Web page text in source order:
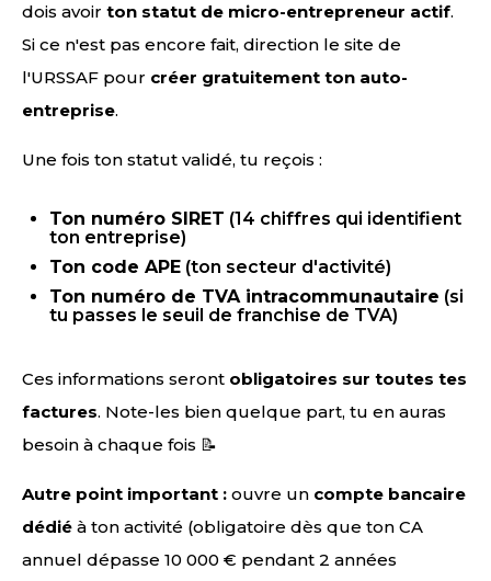
dois avoir ton statut de micro-entrepreneur actif.
Si ce n'est pas encore fait, direction le site de
l'URSSAF pour créer gratuitement ton auto-
entreprise.
Une fois ton statut validé, tu reçois :
Ton numéro SIRET (14 chiffres qui identifient
ton entreprise)
Ton code APE (ton secteur d'activité)
Ton numéro de TVA intracommunautaire (si
tu passes le seuil de franchise de TVA)
Ces informations seront obligatoires sur toutes tes
factures. Note-les bien quelque part, tu en auras
besoin à chaque fois 📝
Autre point important : ouvre un compte bancaire
dédié à ton activité (obligatoire dès que ton CA
annuel dépasse 10 000 € pendant 2 années